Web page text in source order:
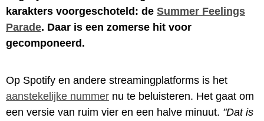
karakters voorgeschoteld: de Summer Feelings
Parade. Daar is een zomerse hit voor
gecomponeerd.
Op Spotify en andere streamingplatforms is het
aanstekelijke nummer nu te beluisteren. Het gaat om
een versie van ruim vier en een halve minuut. "Dat is